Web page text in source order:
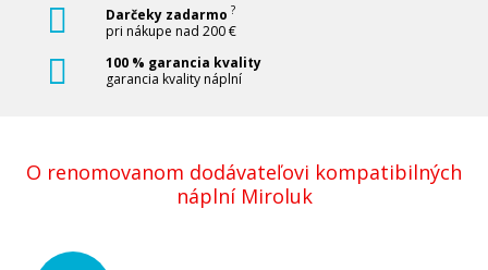
102,90 €
Pridať do košíka
KYOCERA TK-8335Y (Žltý)
Darčeky zadarmo ?
pri nákupe nad 200 €
100 % garancia kvality
garancia kvality náplní
O renomovanom dodávateľovi kompatibilných
náplní Miroluk